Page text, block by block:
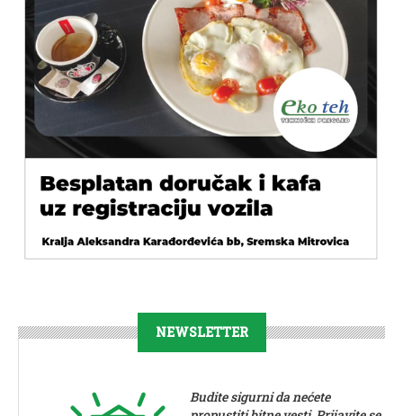
NEWSLETTER
Budite sigurni da nećete